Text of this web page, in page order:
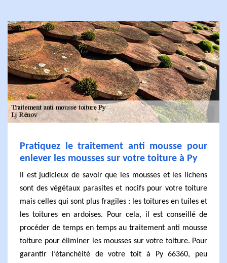
Pratiquez le traitement anti mousse pour
enlever les mousses sur votre toiture à Py
Il est judicieux de savoir que les mousses et les lichens
sont des végétaux parasites et nocifs pour votre toiture
mais celles qui sont plus fragiles : les toitures en tuiles et
les toitures en ardoises. Pour cela, il est conseillé de
procéder de temps en temps au traitement anti mousse
toiture pour éliminer les mousses sur votre toiture. Pour
garantir l’étanchéité de votre toit à Py 66360, peu